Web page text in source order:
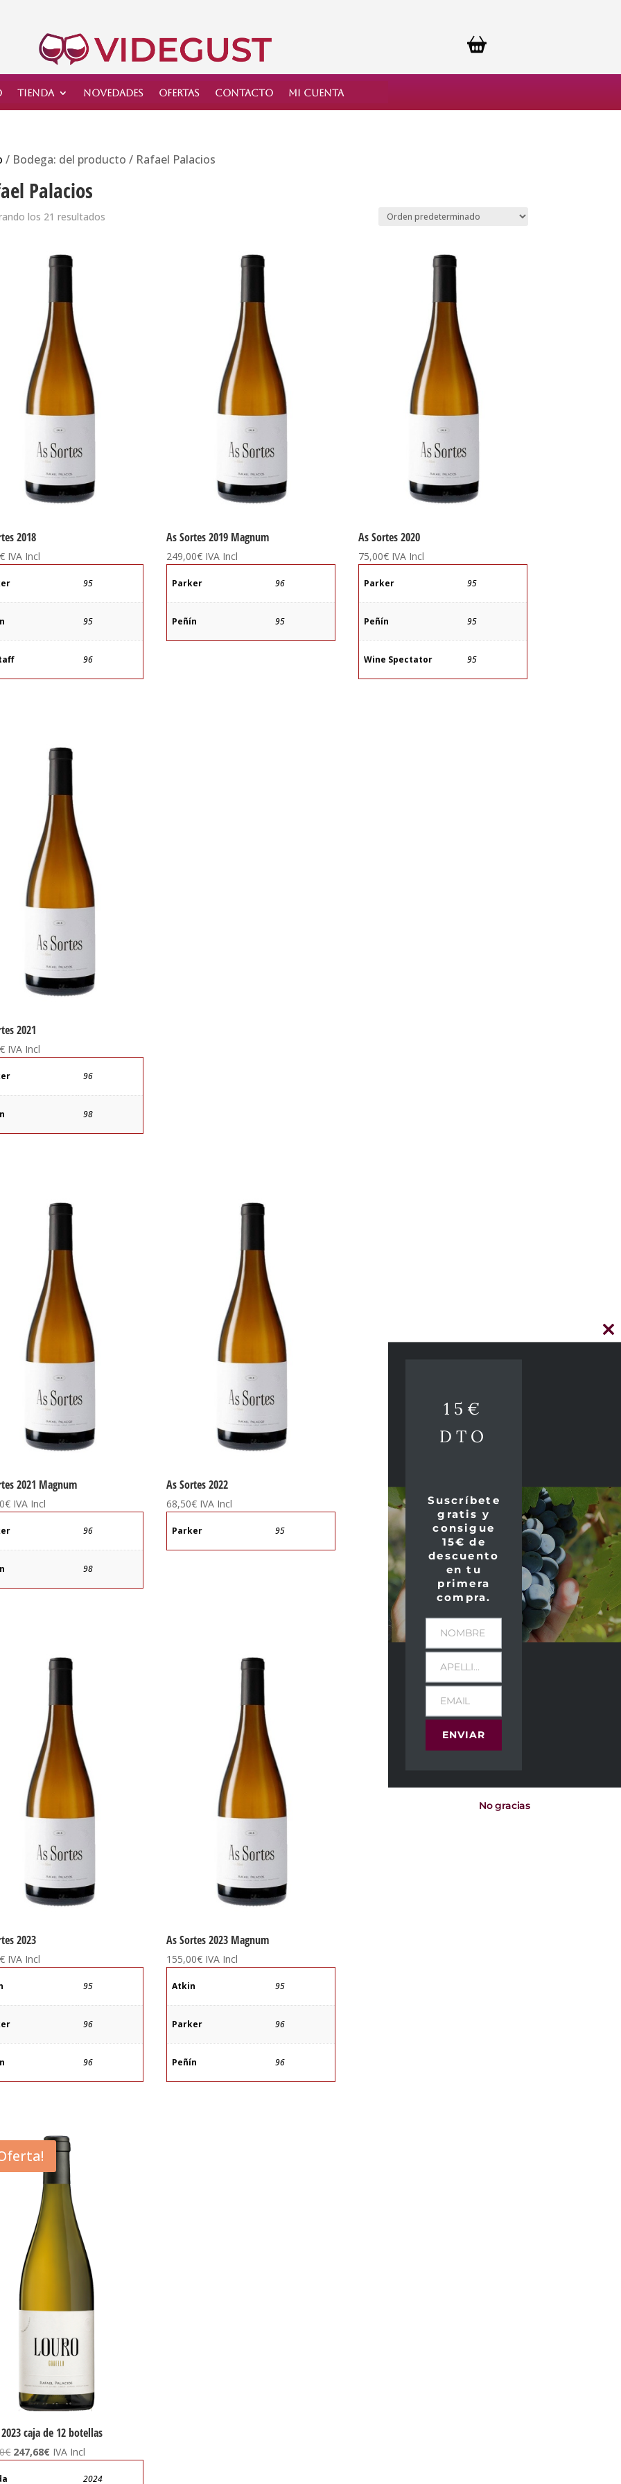
Tienda Novedades Ofertas Contacto Mi cuenta
/ Bodega: del producto / Rafael Palacios
Palacios
los 21 resultados
2018
€ IVA Incl
95
95
96
As Sortes 2019 Magnum
249,00€ IVA Incl
Parker 96
Peñín 95
As Sortes 2020
75,00€ IVA Incl
Parker 95
Peñín 95
Wine Spectator 95
2021
€ IVA Incl
96
98
2021 Magnum
€ IVA Incl
96
98
As Sortes 2022
68,50€ IVA Incl
Parker 95
2023
€ IVA Incl
95
96
96
As Sortes 2023 Magnum
155,00€ IVA Incl
Atkin 95
Parker 96
Peñín 96
caja de 12 botellas
€ El
247,68€ElIVA Incl
2024
15€
DTO
Suscríbete
gratis y
consigue
15€ de
descuento
en tu
primera
compra.
NOMBRE
APELLIDOS
EMAIL
ENVIAR
No gracias